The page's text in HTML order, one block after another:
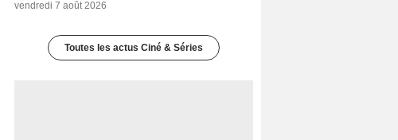
vendredi 7 août 2026
Toutes les actus Ciné & Séries